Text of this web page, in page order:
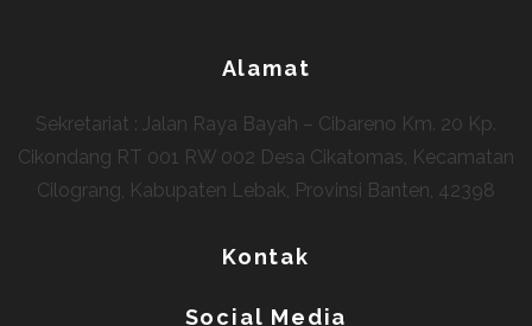
Alamat
Sekretariat : Jalan Raya Bayah – Cibareno Km. 20 Kp.
Cikondang RT 001 RW 002 Desa Cikatomas, Kecamatan
Cilograng, Kabupaten Lebak, Provinsi Banten, 42398
Kontak
Social Media